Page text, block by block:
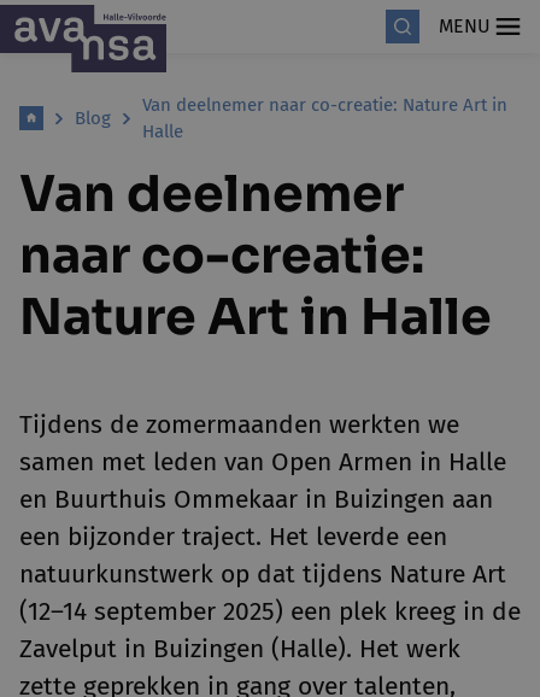
MENU
Blog
Van deelnemer naar co-creatie: Nature Art in
Halle
Van deelnemer
naar co-creatie:
Nature Art in Halle
Tijdens de zomermaanden werkten we
samen met leden van Open Armen in Halle
en Buurthuis Ommekaar in Buizingen aan
een bijzonder traject. Het leverde een
natuurkunstwerk op dat tijdens Nature Art
(12–14 september 2025) een plek kreeg in de
Zavelput in Buizingen (Halle). Het werk
zette geprekken in gang over talenten,